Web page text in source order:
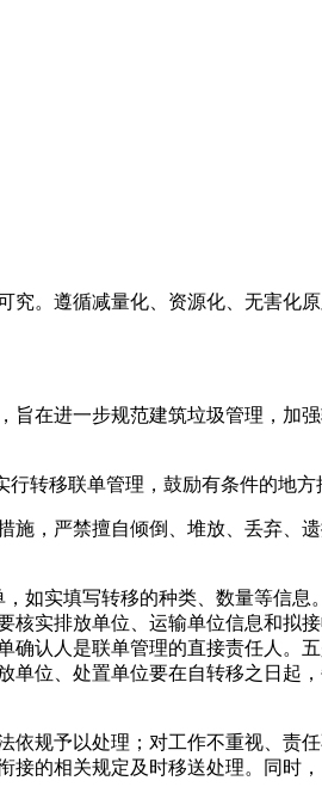
究。遵循减量化、资源化、无害化
在进一步规范建筑垃圾管理，加
转移联单管理，鼓励有条件的地方
，严禁擅自倾倒、堆放、丢弃、
如实填写转移的种类、数量等信
实排放单位、运输单位信息和拟
认人是联单管理的直接责任人。
位、处置单位要在自转移之日起
依规予以处理；对工作不重视、责
的相关规定及时移送处理。同时